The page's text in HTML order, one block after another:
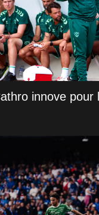
innove pour